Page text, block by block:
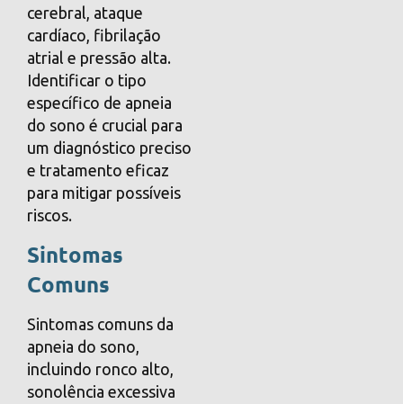
cerebral, ataque
cardíaco, fibrilação
atrial e pressão alta.
Identificar o tipo
específico de apneia
do sono é crucial para
um diagnóstico preciso
e tratamento eficaz
para mitigar possíveis
riscos.
Sintomas
Comuns
Sintomas comuns da
apneia do sono,
incluindo ronco alto,
sonolência excessiva